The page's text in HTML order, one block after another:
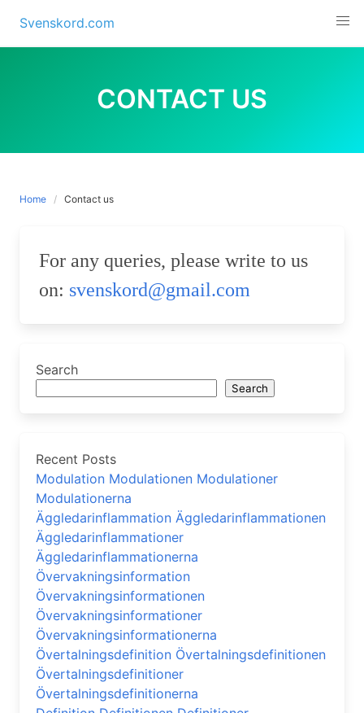
content
Svenskord.com
CONTACT US
Home Contact us
For any queries, please write to us
on: svenskord@gmail.com
Search
Search
Recent Posts
Modulation Modulationen Modulationer
Modulationerna
Äggledarinflammation Äggledarinflammationen
Äggledarinflammationer
Äggledarinflammationerna
Övervakningsinformation
Övervakningsinformationen
Övervakningsinformationer
Övervakningsinformationerna
Övertalningsdefinition Övertalningsdefinitionen
Övertalningsdefinitioner
Övertalningsdefinitionerna